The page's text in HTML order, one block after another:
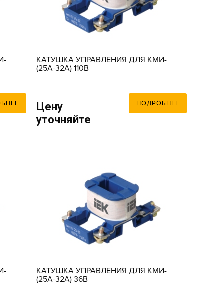
КАТУШКА УПРАВЛЕНИЯ ДЛЯ КМИ-
(25А-32А) 110В
Цену
уточняйте
ПОДРОБНЕЕ
КАТУШКА УПРАВЛЕНИЯ ДЛЯ КМИ-
(25А-32А) 36В